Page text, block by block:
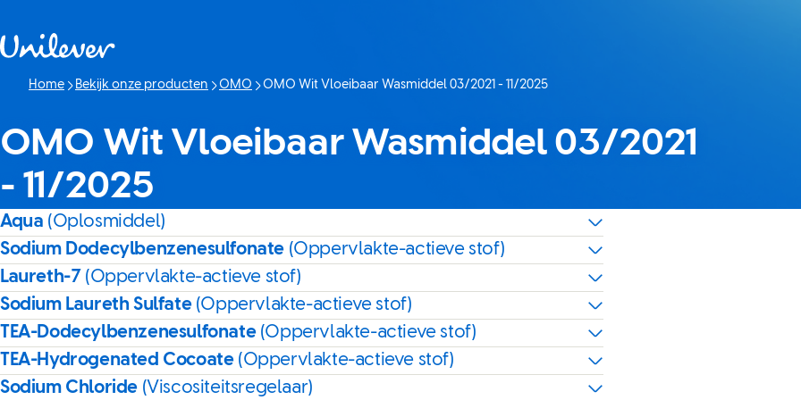
Home Bekijk onze producten OMO
Huidige pagina:
OMO Wit Vloeibaar Wasmiddel 03/2021 - 11/2025
OMO Wit Vloeibaar Wasmiddel 03/2021
- 11/2025
Aqua (Oplosmiddel)
Sodium Dodecylbenzenesulfonate (Oppervlakte-actieve stof)
Laureth-7 (Oppervlakte-actieve stof)
Sodium Laureth Sulfate (Oppervlakte-actieve stof)
TEA-Dodecylbenzenesulfonate (Oppervlakte-actieve stof)
TEA-Hydrogenated Cocoate (Oppervlakte-actieve stof)
Sodium Chloride (Viscositeitsregelaar)